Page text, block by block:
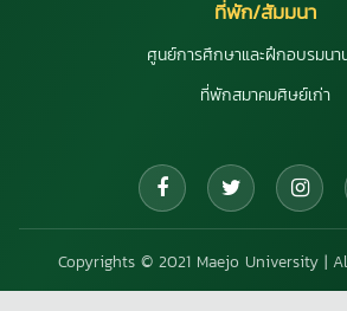
ที่พัก/สัมมนา
ศูนย์การศึกษาและฝึกอบรมนา
ที่พักสมาคมศิษย์เก่า
Copyrights © 2021 Maejo University |